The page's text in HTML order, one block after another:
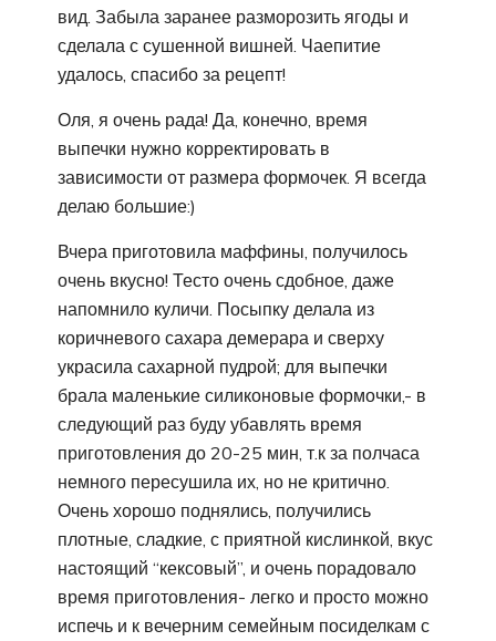
вид. Забыла заранее разморозить ягоды и
сделала с сушенной вишней. Чаепитие
удалось, спасибо за рецепт!
Оля, я очень рада! Да, конечно, время
выпечки нужно корректировать в
зависимости от размера формочек. Я всегда
делаю большие:)
Вчера приготовила маффины, получилось
очень вкусно! Тесто очень сдобное, даже
напомнило куличи. Посыпку делала из
коричневого сахара демерара и сверху
украсила сахарной пудрой; для выпечки
брала маленькие силиконовые формочки,- в
следующий раз буду убавлять время
приготовления до 20-25 мин, т.к за полчаса
немного пересушила их, но не критично.
Очень хорошо поднялись, получились
плотные, сладкие, с приятной кислинкой, вкус
настоящий “кексовый”, и очень порадовало
время приготовления- легко и просто можно
испечь и к вечерним семейным посиделкам с